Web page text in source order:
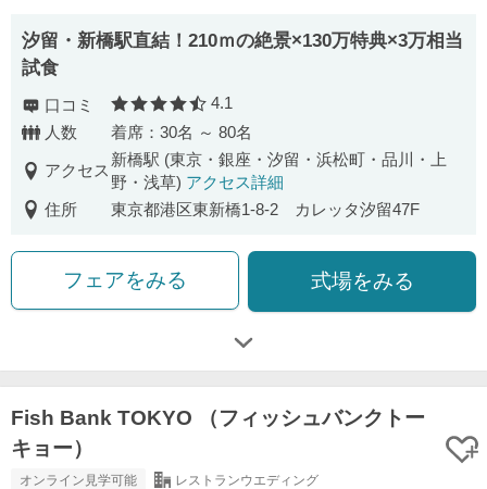
汐留・新橋駅直結！210ｍの絶景×130万特典×3万相当
試食
口コミ 口コミ評価
4.1
人数
着席：30名 ～ 80名
アクセス
新橋駅 (東京・銀座・汐留・浜松町・品川・上
野・浅草) アクセス詳細
住所
東京都港区東新橋1-8-2 カレッタ汐留47F
フェアをみる 式場をみる
Fish Bank TOKYO （フィッシュバンクトー
キョー）
オンライン見学可能 レストランウエディング